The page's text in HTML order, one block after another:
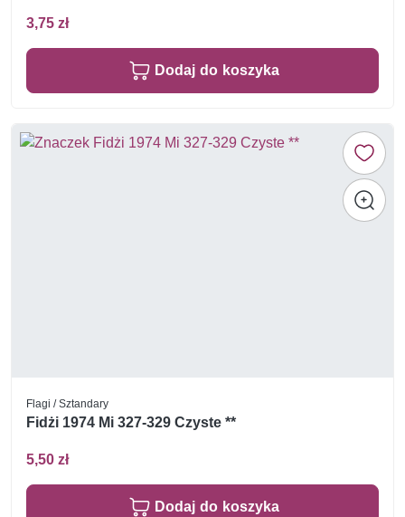
3,75 zł
Dodaj do koszyka
Flagi / Sztandary
Fidżi 1974 Mi 327-329 Czyste **
5,50 zł
Dodaj do koszyka